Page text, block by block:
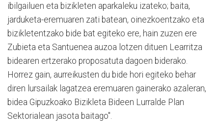
ibilgailuen eta bizikleten aparkaleku izateko; baita,
jarduketa-eremuaren zati batean, oinezkoentzako eta
bizikletentzako bide bat egiteko ere, hain zuzen ere
Zubieta eta Santuenea auzoa lotzen dituen Learritza
bidearen ertzerako proposatuta dagoen biderako.
Horrez gain, aurreikusten du bide hori egiteko behar
diren lursailak lagatzea eremuaren gainerako azaleran,
bidea Gipuzkoako Bizikleta Bideen Lurralde Plan
Sektorialean jasota baitago".